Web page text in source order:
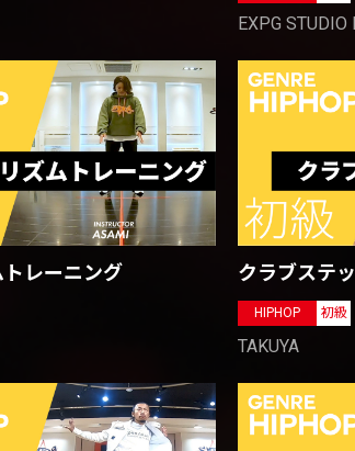
EXPG STUDIO
レーニング クラブステ
HIPHOP 初級
TAKUYA